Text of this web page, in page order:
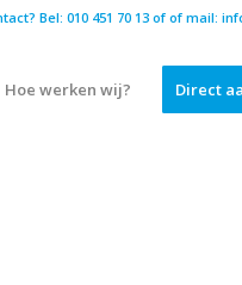
Bel: 010 451 70 13 ofof mail:
Hoe werken wij? Direct